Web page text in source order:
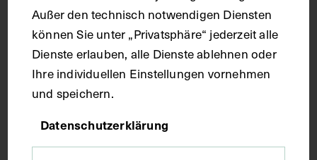
Kurzbeschreibung
Der Text ist die ergänzende Beschreibung in
italienischer Sprache zum anatomischen
Mittelfußknochen.
Außer den technisch notwendigen Diensten
können Sie unter „Privatsphäre“ jederzeit alle
Dienste erlauben, alle Dienste ablehnen oder
Ihre individuellen Einstellungen vornehmen
und speichern.
Datenschutzerklärung